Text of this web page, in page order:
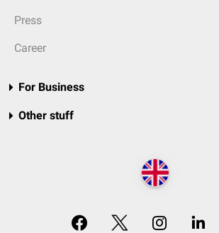
Press
Career
For Business
Other stuff